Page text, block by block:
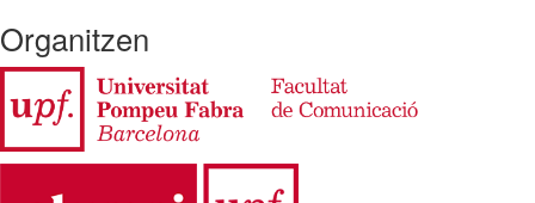
Organitzen